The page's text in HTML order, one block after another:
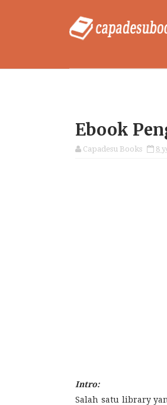
Ebook
Capadesu Books 8
Intro:
Salah satu library